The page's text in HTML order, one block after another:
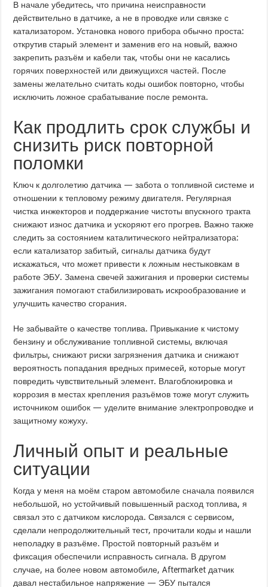
В начале убедитесь, что причина неисправности
действительно в датчике, а не в проводке или связке с
катализатором. Установка нового прибора обычно проста:
открутив старый элемент и заменив его на новый, важно
закрепить разъём и кабели так, чтобы они не касались
горячих поверхностей или движущихся частей. После
замены желательно считать коды ошибок повторно, чтобы
исключить ложное срабатывание после ремонта.
Как продлить срок службы и
снизить риск повторной
поломки
Ключ к долголетию датчика — забота о топливной системе и
отношении к тепловому режиму двигателя. Регулярная
чистка инжекторов и поддержание чистоты впускного тракта
снижают износ датчика и ускоряют его прогрев. Важно также
следить за состоянием каталитического нейтрализатора:
если катализатор забитый, сигналы датчика будут
искажаться, что может привести к ложным нестыковкам в
работе ЭБУ. Замена свечей зажигания и проверки системы
зажигания помогают стабилизировать искрообразование и
улучшить качество сгорания.
Не забывайте о качестве топлива. Привыкание к чистому
бензину и обслуживание топливной системы, включая
фильтры, снижают риски загрязнения датчика и снижают
вероятность попадания вредных примесей, которые могут
повредить чувствительный элемент. Влагоблокировка и
коррозия в местах крепления разъёмов тоже могут служить
источником ошибок — уделите внимание электропроводке и
защитному кожуху.
Личный опыт и реальные
ситуации
Когда у меня на моём старом автомобиле сначала появился
небольшой, но устойчивый повышенный расход топлива, я
связал это с датчиком кисло­рода. Связался с сервисом,
сделали непродолжительный тест, прочитали коды и нашли
неполадку в разъёме. Простой повторный разъём и
фиксация обеспечили исправность сигнала. В другом
случае, на более новом автомобиле, Aftermarket датчик
давал нестабильное напряжение — ЭБУ пытался